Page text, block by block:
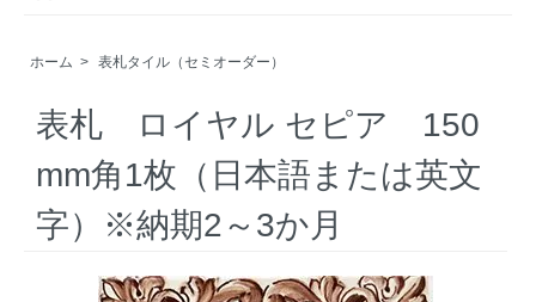
ホーム > 表札タイル（セミオーダー）
表札 ロイヤル セピア 150
mm角1枚（日本語または英文
字）※納期2～3か月